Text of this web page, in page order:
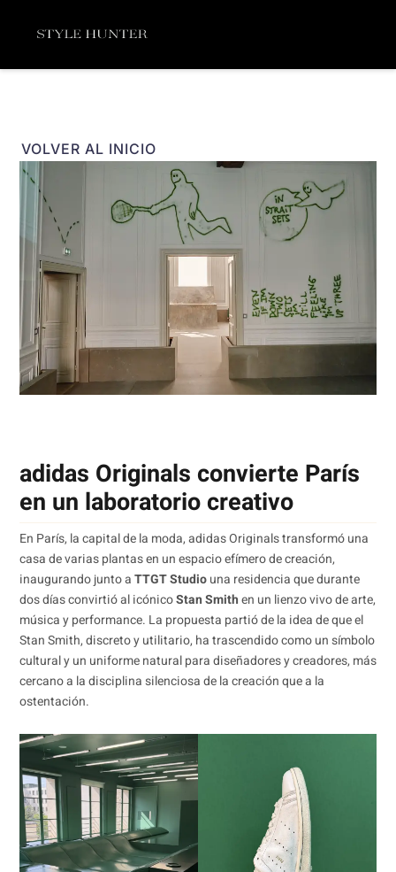
VOLVER AL INICIO
adidas Originals convierte París
en un laboratorio creativo
En París, la capital de la moda, adidas Originals transformó una
casa de varias plantas en un espacio efímero de creación,
inaugurando junto aTTGT Studiouna residencia que durante
dos días convirtió al icónicoStan Smithen un lienzo vivo de arte,
música y performance. La propuesta partió de la idea de que el
Stan Smith, discreto y utilitario, ha trascendido como un símbolo
cultural y un uniforme natural para diseñadores y creadores, más
cercano a la disciplina silenciosa de la creación que a la
ostentación.